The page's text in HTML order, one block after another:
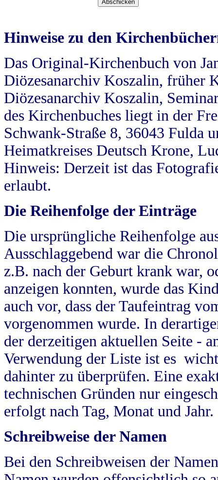
Hinweise zu den
Das Original-Kirchenbuch von
Diözesanarchiv Koszalin, früher
Diözesanarchiv Koszalin,
des Kirchenbuches liegt in der
Schwank-Straße 8, 36043 Fulda
Heimatkreises Deutsch Krone,
Hinweis: Derzeit ist das
erlaubt.
Die Reihenfolge der Einträge
Die ursprüngliche Reihenfolge
Ausschlaggebend war die
z.B. nach der Geburt krank war,
anzeigen konnten, wurde das
auch vor, dass der Taufeintrag
vorgenommen wurde. In
der derzeitigen aktuellen Seite -
Verwendung der Liste ist es
dahinter zu überprüfen. Eine
technischen Gründen nur
erfolgt nach Tag, Monat und Jahr.
Schreibweise der Namen
Bei den Schreibweisen der